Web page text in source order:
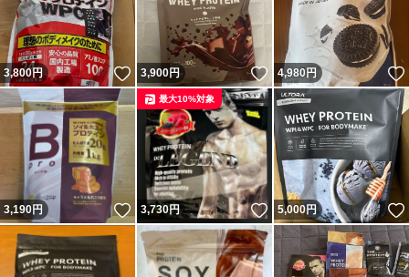
3,800円 いいね！
3,900円 いいね！
4,980円
3,190円 いいね！
3,730円 いいね！
最大10%対象
5,000円